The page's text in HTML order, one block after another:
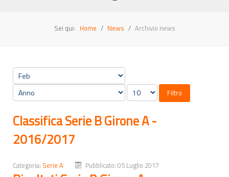
Sei qui: Home News Archivio news
Filtro
Classifica Serie B Girone A -
2016/2017
Categoria: Serie A Pubblicato: 05 Luglio 2017